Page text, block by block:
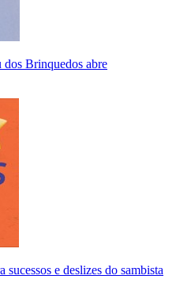
Brinquedos abre
e deslizes do sambista